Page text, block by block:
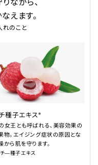
えます。
れのこと
種子エキス※
女王とも呼ばれる、美容効果の
物。エイジング症状の原因とな
から肌を守ります。
―種子エキス